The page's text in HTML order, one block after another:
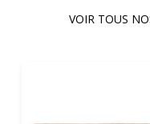
VOIR TOUS